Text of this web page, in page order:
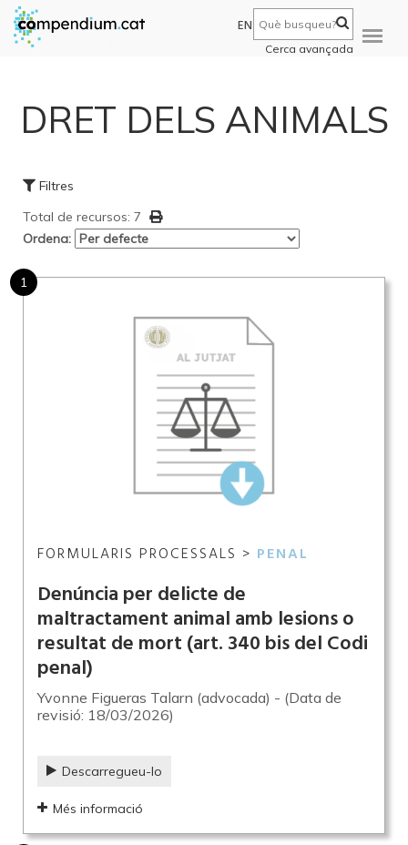
EN
Cerca avançada
DRET DELS ANIMALS
Filtres
Total de recursos: 7
Ordena:
1
FORMULARIS PROCESSALS > PENAL
Denúncia per delicte de
maltractament animal amb lesions o
resultat de mort (art. 340 bis del Codi
penal)
Yvonne Figueras Talarn (advocada) - (Data de
revisió: 18/03/2026)
Descarregueu-lo
Més informació